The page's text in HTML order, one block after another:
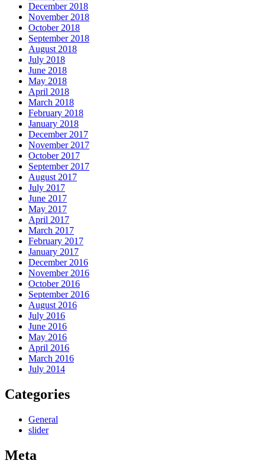
December 2018
November 2018
October 2018
September 2018
August 2018
July 2018
June 2018
May 2018
April 2018
March 2018
February 2018
January 2018
December 2017
November 2017
October 2017
September 2017
August 2017
July 2017
June 2017
May 2017
April 2017
March 2017
February 2017
January 2017
December 2016
November 2016
October 2016
September 2016
August 2016
July 2016
June 2016
May 2016
April 2016
March 2016
July 2014
Categories
General
slider
Meta